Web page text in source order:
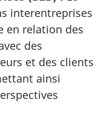
interentreprises
en relation des
des
et des clients
ainsi